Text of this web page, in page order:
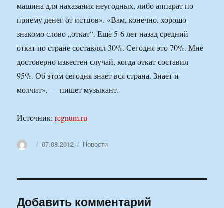
машина для наказания неугодных, либо аппарат по
приему денег от истцов». «Вам, конечно, хорошо
знакомо слово „откат“. Ещё 5-6 лет назад средний
откат по стране составлял 30%. Сегодня это 70%. Мне
достоверно известен случай, когда откат составил
95%. Об этом сегодня знает вся страна. Знает и
молчит», — пишет музыкант.
Источник:regnum.ru
АвторОпубликовано
07.08.2012 Рубрики
Новости
Добавить комментарий